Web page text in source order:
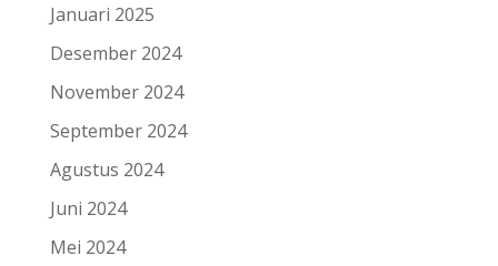
Januari 2025
Desember 2024
November 2024
September 2024
Agustus 2024
Juni 2024
Mei 2024